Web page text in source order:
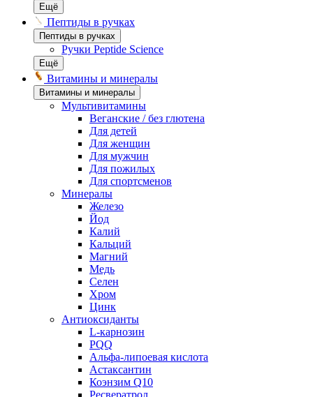
Ещё
Пептиды в ручках
Пептиды в ручках
Ручки Peptide Science
Ещё
Витамины и минералы
Витамины и минералы
Мультивитамины
Веганские / без глютена
Для детей
Для женщин
Для мужчин
Для пожилых
Для спортсменов
Минералы
Железо
Йод
Калий
Кальций
Магний
Медь
Селен
Хром
Цинк
Антиоксиданты
L-карнозин
PQQ
Альфа-липоевая кислота
Астаксантин
Коэнзим Q10